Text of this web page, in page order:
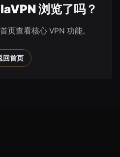
浏览了吗？
页查看核心 VPN 功能。
回首页